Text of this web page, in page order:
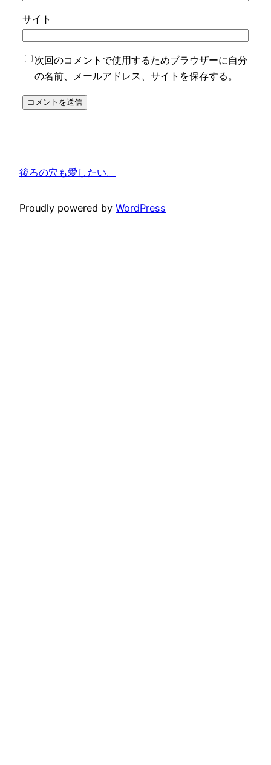
サイト
次回のコメントで使用するためブラウザーに自分
の名前、メールアドレス、サイトを保存する。
後ろの穴も愛したい。
Proudly powered by WordPress